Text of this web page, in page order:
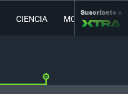
CIENCIA MOVILIDAD
Suscríbete a